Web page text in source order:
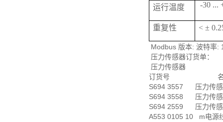
运行温度 -30 ...
重复性 < ±
Modbus 版本: 波特率:
压力传感器订货单：
压力传感器
订货号 名
S694 3557 压力传感
S694 3558 压力传感
S694 2559 压力传感
A553 0105 10 m电源